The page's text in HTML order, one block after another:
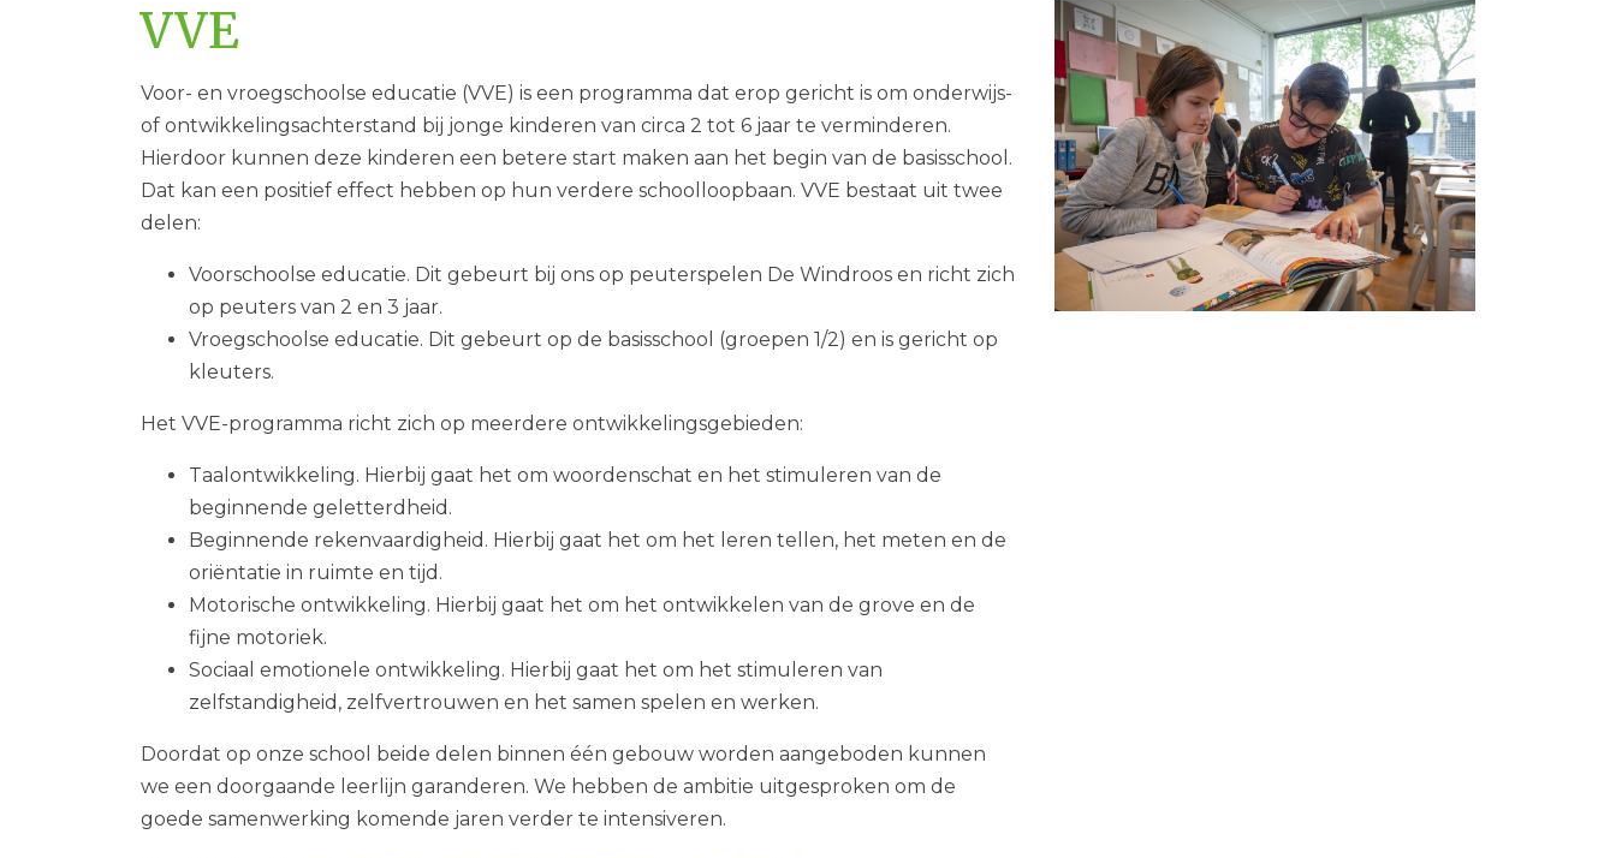
VVE
Voor- en vroegschoolse educatie (VVE) is een programma dat erop gericht is om onderwijs-
of ontwikkelingsachterstand bij jonge kinderen van circa 2 tot 6 jaar te verminderen.
Hierdoor kunnen deze kinderen een betere start maken aan het begin van de basisschool.
Dat kan een positief effect hebben op hun verdere schoolloopbaan. VVE bestaat uit twee
delen:
Voorschoolse educatie. Dit gebeurt bij ons op peuterspelen De Windroos en richt zich
op peuters van 2 en 3 jaar.
Vroegschoolse educatie. Dit gebeurt op de basisschool (groepen 1/2) en is gericht op
kleuters.
Het VVE-programma richt zich op meerdere ontwikkelingsgebieden:
Taalontwikkeling. Hierbij gaat het om woordenschat en het stimuleren van de
beginnende geletterdheid.
Beginnende rekenvaardigheid. Hierbij gaat het om het leren tellen, het meten en de
oriëntatie in ruimte en tijd.
Motorische ontwikkeling. Hierbij gaat het om het ontwikkelen van de grove en de
fijne motoriek.
Sociaal emotionele ontwikkeling. Hierbij gaat het om het stimuleren van
zelfstandigheid, zelfvertrouwen en het samen spelen en werken.
Doordat op onze school beide delen binnen één gebouw worden aangeboden kunnen
we een doorgaande leerlijn garanderen. We hebben de ambitie uitgesproken om de
goede samenwerking komende jaren verder te intensiveren.